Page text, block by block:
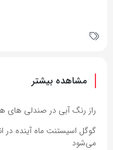
مشاهده بیشتر
راز رنگ آبی در صندلی های
گوگل اسیستنت ماه آینده در
می‌شود